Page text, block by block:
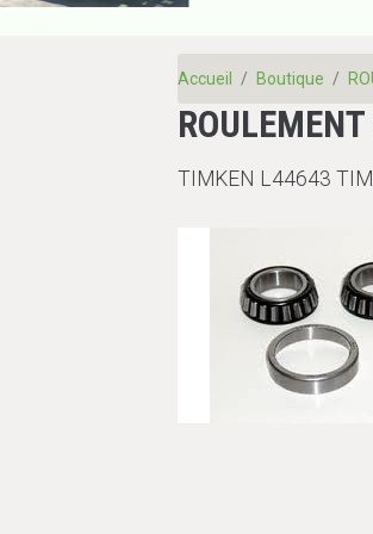
Accueil Boutique
TIMKEN L44643